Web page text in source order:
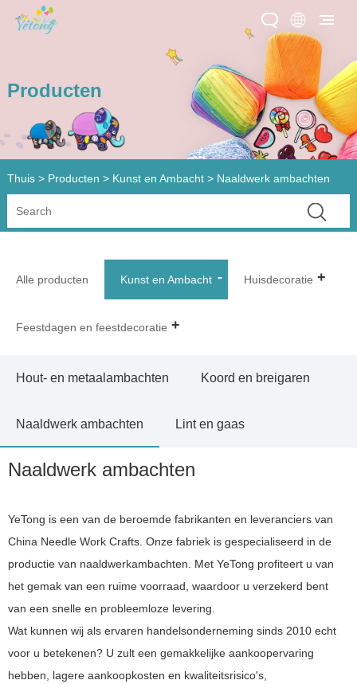
Producten
Thuis > Producten > Kunst en Ambacht> Naaldwerk ambachten
Alle producten Kunst en Ambacht Huisdecoratie
Feestdagen en feestdecoratie
Hout- en metaalambachten Koord en breigaren
Naaldwerk ambachten Lint en gaas
Naaldwerk ambachten
YeTong is een van de beroemde fabrikanten en leveranciers van
China Needle Work Crafts. Onze fabriek is gespecialiseerd in de
productie van naaldwerkambachten. Met YeTong profiteert u van
het gemak van een ruime voorraad, waardoor u verzekerd bent
van een snelle en probleemloze levering.
Wat kunnen wij als ervaren handelsonderneming sinds 2010 echt
voor u betekenen? U zult een gemakkelijke aankoopervaring
hebben, lagere aankoopkosten en kwaliteitsrisico's,